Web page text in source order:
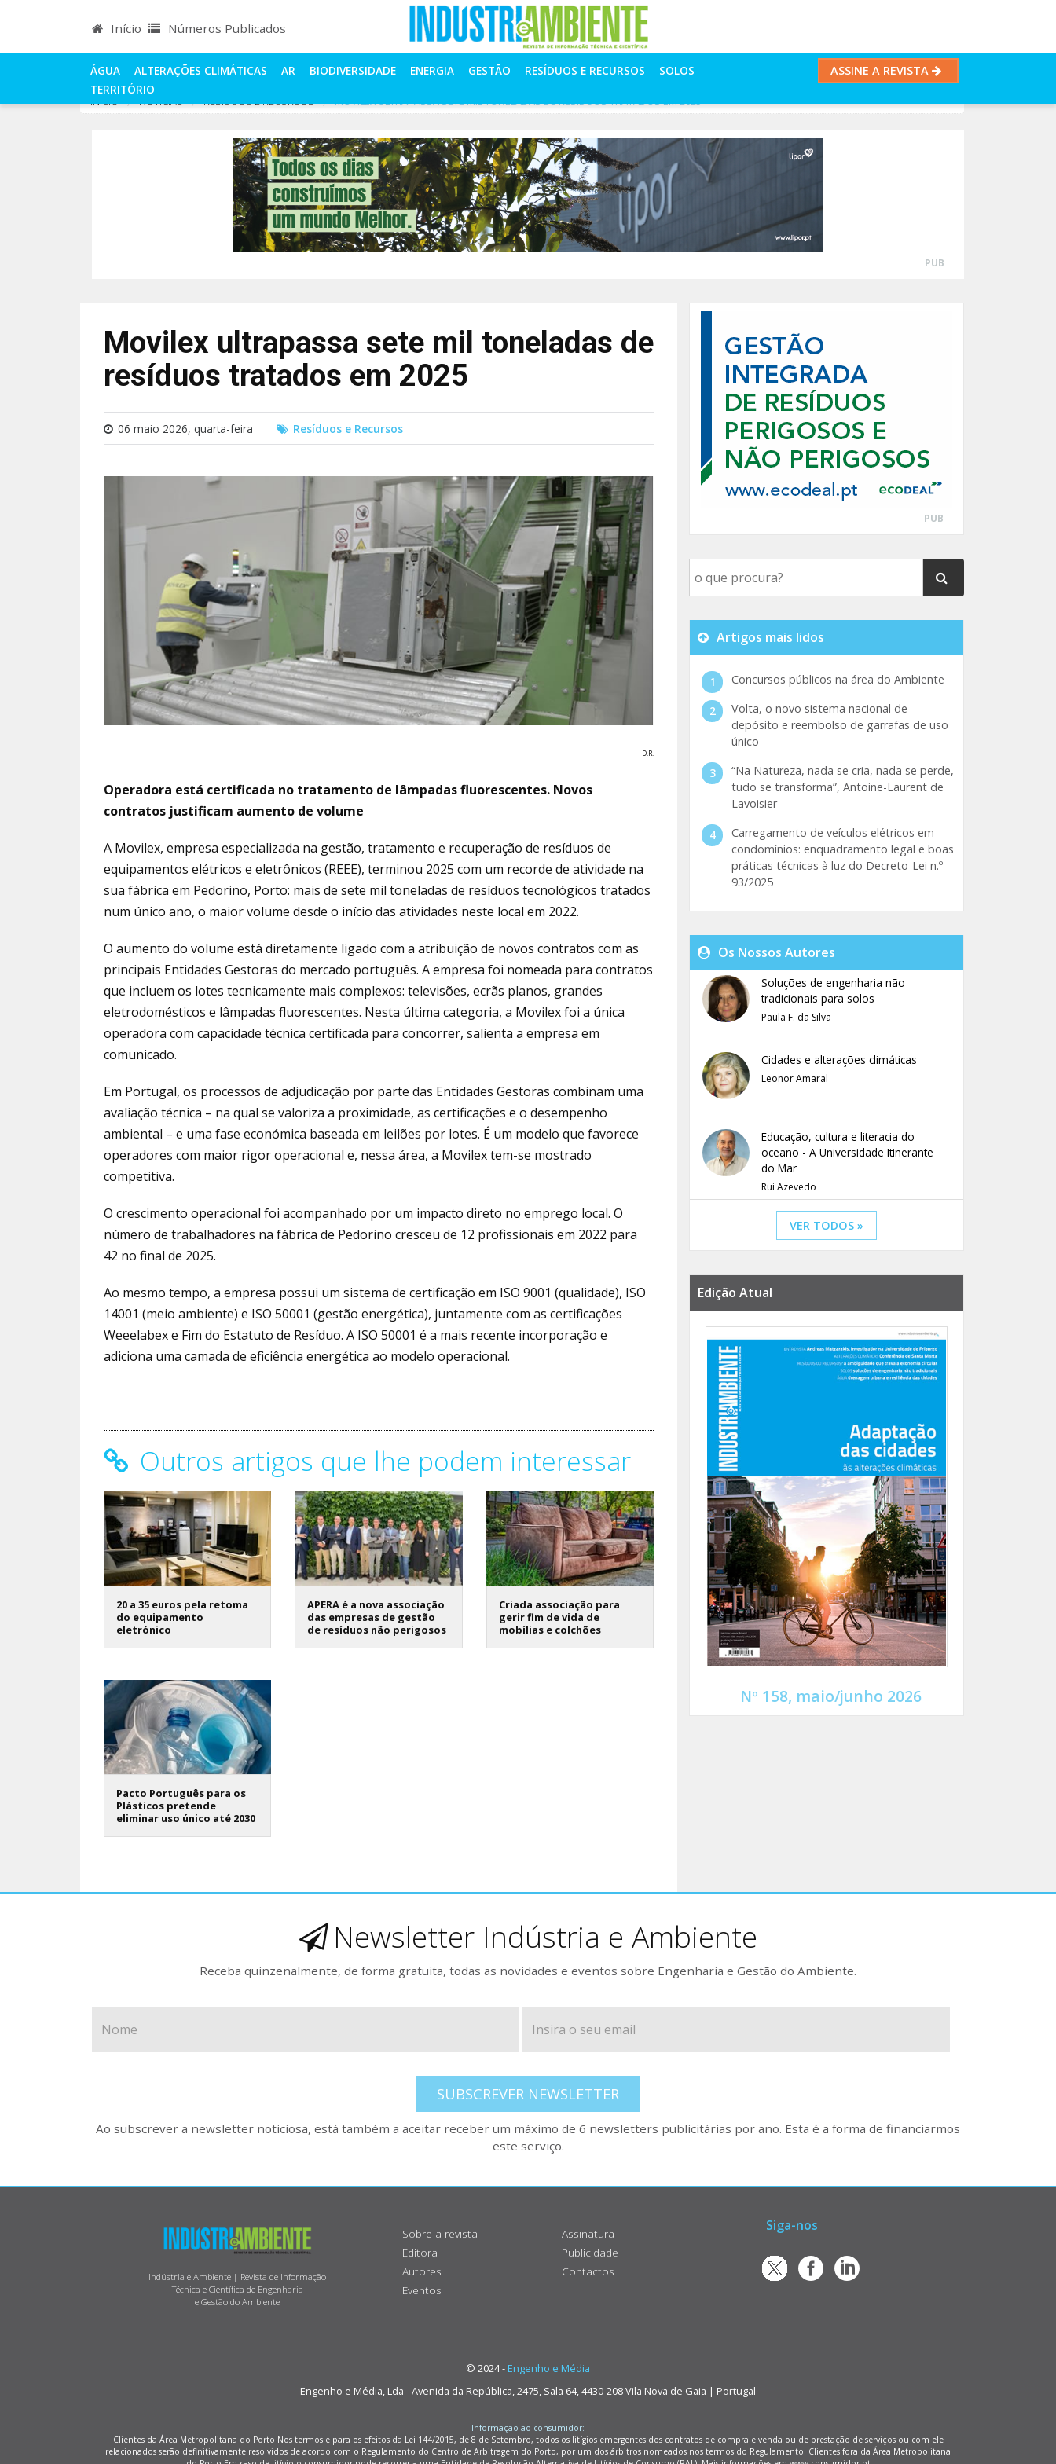
Início Números Publicados
ÁGUA ALTERAÇÕES CLIMÁTICAS AR BIODIVERSIDADE ENERGIA GESTÃO RESÍDUOS E RECURSOS
SOLOS
TERRITÓRIO
ASSINE A REVISTA
INÍCIO NOTÍCIAS RESÍDUOS E RECURSOS MOVILEX ULTRAPASSA SETE MIL TONELADAS DE RESÍDUOS TRATADOS EM 2025
PUB
Movilex ultrapassa sete mil toneladas de
resíduos tratados em 2025
06 maio 2026, quarta-feira Resíduos e Recursos
D.R.
Operadora está certificada no tratamento de lâmpadas fluorescentes. Novos
contratos justificam aumento de volume
A Movilex, empresa especializada na gestão, tratamento e recuperação de resíduos de
equipamentos elétricos e eletrônicos (REEE), terminou 2025 com um recorde de atividade na
sua fábrica em Pedorino, Porto: mais de sete mil toneladas de resíduos tecnológicos tratados
num único ano, o maior volume desde o início das atividades neste local em 2022.
O aumento do volume está diretamente ligado com a atribuição de novos contratos com as
principais Entidades Gestoras do mercado português. A empresa foi nomeada para contratos
que incluem os lotes tecnicamente mais complexos: televisões, ecrãs planos, grandes
eletrodomésticos e lâmpadas fluorescentes. Nesta última categoria, a Movilex foi a única
operadora com capacidade técnica certificada para concorrer, salienta a empresa em
comunicado.
Em Portugal, os processos de adjudicação por parte das Entidades Gestoras combinam uma
avaliação técnica – na qual se valoriza a proximidade, as certificações e o desempenho
ambiental – e uma fase económica baseada em leilões por lotes. É um modelo que favorece
operadores com maior rigor operacional e, nessa área, a Movilex tem-se mostrado
competitiva.
O crescimento operacional foi acompanhado por um impacto direto no emprego local. O
número de trabalhadores na fábrica de Pedorino cresceu de 12 profissionais em 2022 para
42 no final de 2025.
Ao mesmo tempo, a empresa possui um sistema de certificação em ISO 9001 (qualidade), ISO
14001 (meio ambiente) e ISO 50001 (gestão energética), juntamente com as certificações
Weeelabex e Fim do Estatuto de Resíduo. A ISO 50001 é a mais recente incorporação e
adiciona uma camada de eficiência energética ao modelo operacional.
Outros artigos que lhe podem interessar
20 a 35 euros pela retoma
do equipamento
eletrónico
APERA é a nova associação
das empresas de gestão
de resíduos não perigosos
Criada associação para
gerir fim de vida de
mobílias e colchões
Pacto Português para os
Plásticos pretende
eliminar uso único até 2030
PUB
Artigos mais lidos
Concursos públicos na área do Ambiente
Volta, o novo sistema nacional de
depósito e reembolso de garrafas de uso
único
“Na Natureza, nada se cria, nada se perde,
tudo se transforma”, Antoine-Laurent de
Lavoisier
Carregamento de veículos elétricos em
condomínios: enquadramento legal e boas
práticas técnicas à luz do Decreto-Lei n.º
93/2025
Os Nossos Autores
Soluções de engenharia não
tradicionais para solos
Paula F. da Silva
Cidades e alterações climáticas
Leonor Amaral
Educação, cultura e literacia do
oceano - A Universidade Itinerante
do Mar
Rui Azevedo
VER TODOS »
Edição Atual
Nº 158, maio/junho 2026
Newsletter Indústria e Ambiente
Receba quinzenalmente, de forma gratuita, todas as novidades e eventos sobre Engenharia e Gestão do Ambiente.
SUBSCREVER NEWSLETTER
Ao subscrever a newsletter noticiosa, está também a aceitar receber um máximo de 6 newsletters publicitárias por ano. Esta é a forma de financiarmos
este serviço.
Indústria e Ambiente | Revista de Informação
Técnica e Científica de Engenharia
e Gestão do Ambiente
Sobre a revista
Editora
Autores
Eventos
Assinatura
Publicidade
Contactos
Siga-nos
© 2024 - Engenho e Média
Engenho e Média, Lda - Avenida da República, 2475, Sala 64, 4430-208 Vila Nova de Gaia | Portugal
Informação ao consumidor:
Clientes da Área Metropolitana do Porto Nos termos e para os efeitos da Lei 144/2015, de 8 de Setembro, todos os litígios emergentes dos contratos de compra e venda ou de prestação de serviços ou com ele
relacionados serão definitivamente resolvidos de acordo com o Regulamento do Centro de Arbitragem do Porto, por um dos árbitros nomeados nos termos do Regulamento. Clientes fora da Área Metropolitana